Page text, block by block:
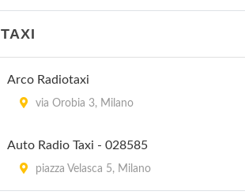
TAXI
Arco Radiotaxi
via Orobia 3, Milano
Auto Radio Taxi - 028585
piazza Velasca 5, Milano